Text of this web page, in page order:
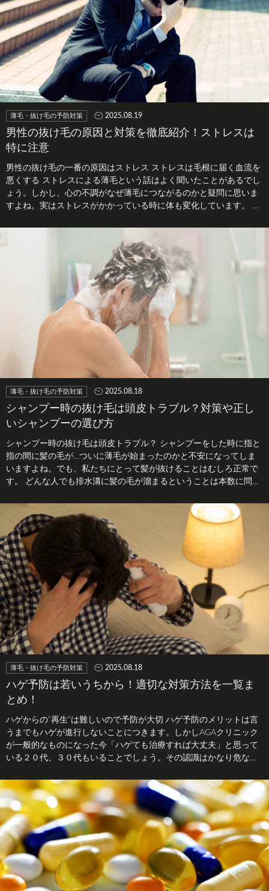
薄毛・抜け毛の予防対策 2025.08.19
男性の抜け毛の原因と対策を徹底紹介！ストレスは
特に注意
男性の抜け毛の一番の原因はストレス ストレスは毛根に届く血流を
悪くする ストレスによる薄毛という話はよく聞いたことがあるでし
ょう。しかし、心の不調がなぜ薄毛につながるのかと疑問に思いま
すよね。実はストレスがかかっている時に体も変化しています。 ス
薄毛・抜け毛の予防対策 2025.08.18
シャンプー時の抜け毛は頭皮トラブル？対策や正し
いシャンプーの選び方
シャンプー時の抜け毛は頭皮トラブル？ シャンプーをした時に指と
指の間に髪の毛が…ついに薄毛が始まったのかと不安になってしま
いますよね。でも、私たちにとって髪が抜けることはむしろ正常で
す。 どんな人でも排水溝に髪の毛が溜まるということは本数に問わ
薄毛・抜け毛の予防対策 2025.08.18
ハゲ予防は若いうちから！適切な対策方法を一覧ま
とめ！
ハゲからの”再生”は難しいので予防が大切 ハゲ予防のメリットは言
うまでもハゲが進行しないことにつきます。しかしAGAクリニック
が一般的なものになった今「ハゲても治療すれば大丈夫」と思って
いる２０代、３０代もいることでしょう。その認識はかなり危ない